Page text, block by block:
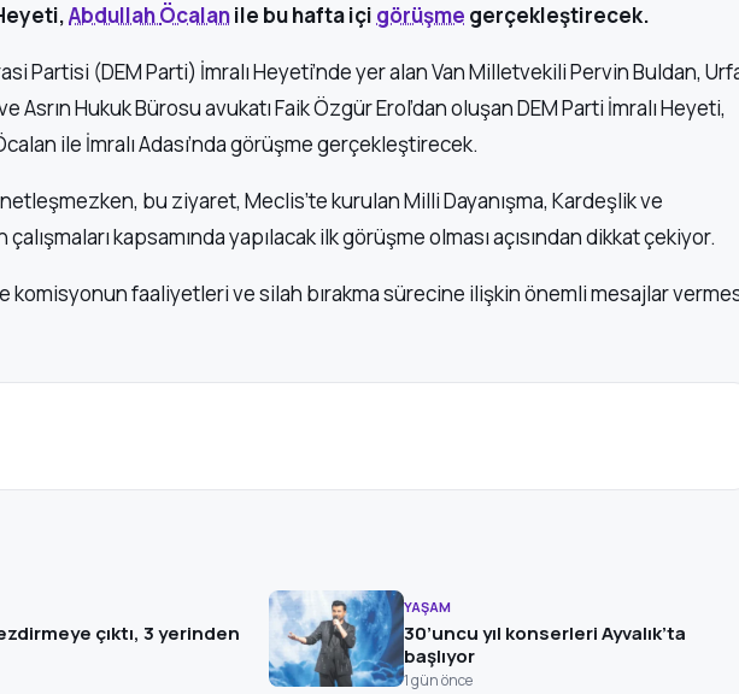
AbdullahÖcalanile bu hafta içi görüşme gerçekleştirecek.
Partisi (DEM Parti) İmralı Heyeti’nde yer alan Van Milletvekili Pervin Buldan,
Hukuk Bürosu avukatı Faik Özgür Erol’dan oluşan DEM Parti İmralı Heyeti,
ile İmralı Adası’nda görüşme gerçekleştirecek.
bu ziyaret, Meclis’te kurulan Milli Dayanışma, Kardeşlik ve
kapsamında yapılacak ilk görüşme olması açısından dikkat çekiyor.
komisyonun faaliyetleri ve silah bırakma sürecine ilişkin önemli mesajlar
çıktı, 3 yerinden
YAŞAM
30’uncu yıl konserleri Ayvalık’ta
başlıyor
1 gün önce